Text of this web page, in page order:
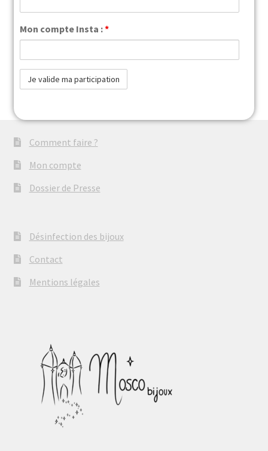
Mon compte Insta :*
Comment faire ?
Mon compte
Dossier de Presse
Désinfection des bijoux
Contact
Mentions légales